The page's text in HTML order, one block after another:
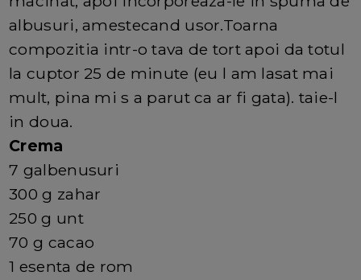
albusuri, amestecand usor.Toarna
compozitia intr-o tava de tort apoi da totul
la cuptor 25 de minute (eu l am lasat mai
mult, pina mi s a parut ca ar fi gata). taie-l
in doua.
Crema
7 galbenusuri
300 g zahar
250 g unt
70 g cacao
1 esenta de rom